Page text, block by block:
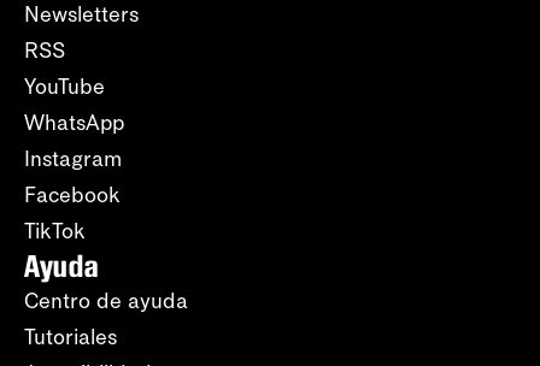
Newsletters
RSS
YouTube
WhatsApp
Instagram
Facebook
TikTok
Ayuda
Centro de ayuda
Tutoriales